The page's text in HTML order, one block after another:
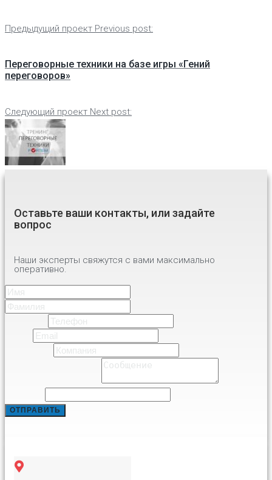
Предыдущий проект Previous post:
Переговорные техники на базе игры «Гений
переговоров»
Следующий проект Next post:
Оставьте ваши контакты, или задайте
вопрос
Наши эксперты свяжутся с вами максимально
оперативно.
ОТПРАВИТЬ